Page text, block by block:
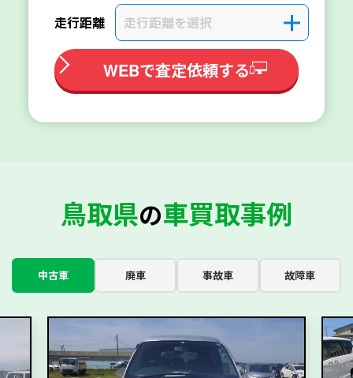
走行距離 走行距離を選択 ＋
WEBで査定依頼する
鳥取県の車買取事例
中古車 廃車 事故車 故障車